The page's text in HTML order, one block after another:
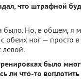
что штрафной
было. Но, в общем, я
обеих ног — просто в
левой.
было
ли что-то